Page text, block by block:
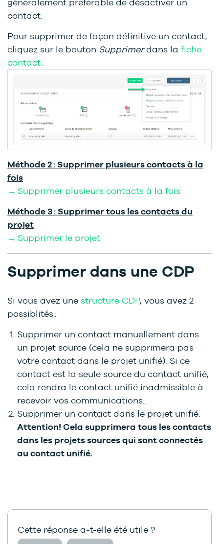
généralement préférable de désactiver un
contact.
Pour supprimer de façon définitive un contact,
cliquez sur le bouton Supprimerdans la fiche
contact:
Méthode 2 : Supprimer plusieurs contacts à la
fois
→ Supprimer plusieurs contacts à la fois
Méthode 3 : Supprimer tous les contacts du
projet
→ Supprimer le projet
Supprimer dans une CDP
Si vous avez une structure CDP, vous avez 2
possiblités :
Supprimer un contact manuellement dans
un projet source (cela ne supprimera pas
votre contact dans le projet unifié). Si ce
contact est la seule source du contact unifié,
cela rendra le contact unifié inadmissible à
recevoir vos communications..
Supprimer un contact dans le projet unifié.
Attention! Cela supprimera tous les contacts
dans les projets sources qui sont connectés
au contact unifié.
Cette réponse a-t-elle été utile ?